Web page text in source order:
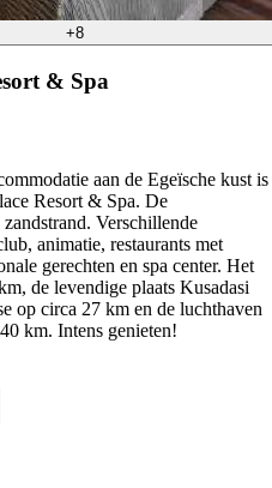
+8
& Spa
aan de Egeïsche kust is
Resort & Spa. De
Verschillende
animatie, restaurants met
gerechten en spa center. Het
de levendige plaats Kusadasi
op circa 27 km en de luchthaven
km. Intens genieten!